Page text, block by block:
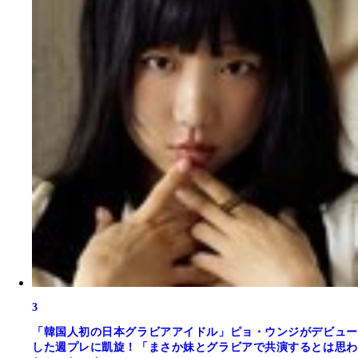
3
「韓国人初の日本グラビアアイドル」ピョ・ウンジがデビュー
した週プレに凱旋！「まさか妹とグラビアで共演するとは思わ